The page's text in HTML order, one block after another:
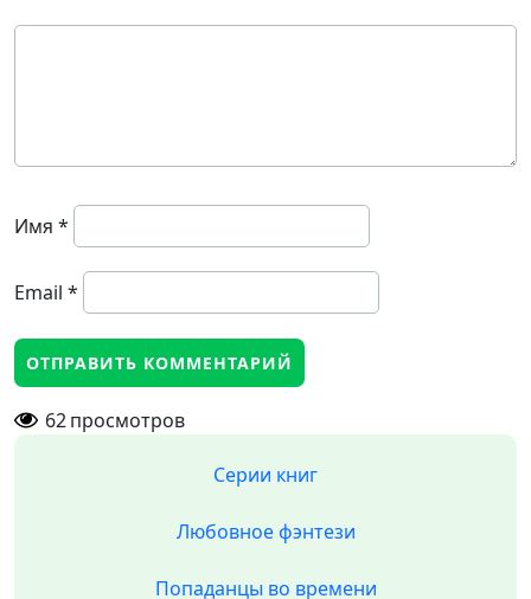
Имя *
Email *
62просмотров
Серии книг
Любовное фэнтези
Попаданцы во времени